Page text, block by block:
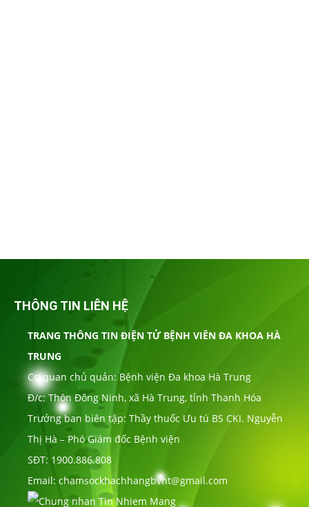
THÔNG TIN LIÊN HỆ
TRANG THÔNG TIN ĐIỆN TỬ BỆNH VIÊN ĐA KHOA HÀ
TRUNG
Cơ quan chủ quản: Bệnh viện Đa khoa Hà Trung
Đ/c: Thôn Đông Ninh, xã Hà Trung, tỉnh Thanh Hóa
Trưởng ban biên tập: Thầy thuốc Ưu tú BS CKI. Nguyễn
Thị Hà – Phó Giám đốc Bệnh viện
SĐT: 1900.886.808
Email: chamsockhachhangbvht@gmail.com